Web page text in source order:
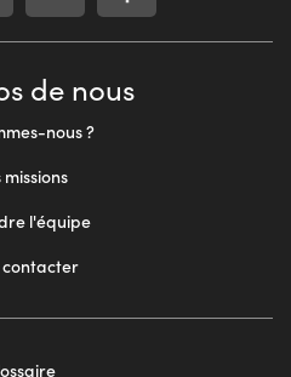
de nous
nous ?
missions
l'équipe
contacter